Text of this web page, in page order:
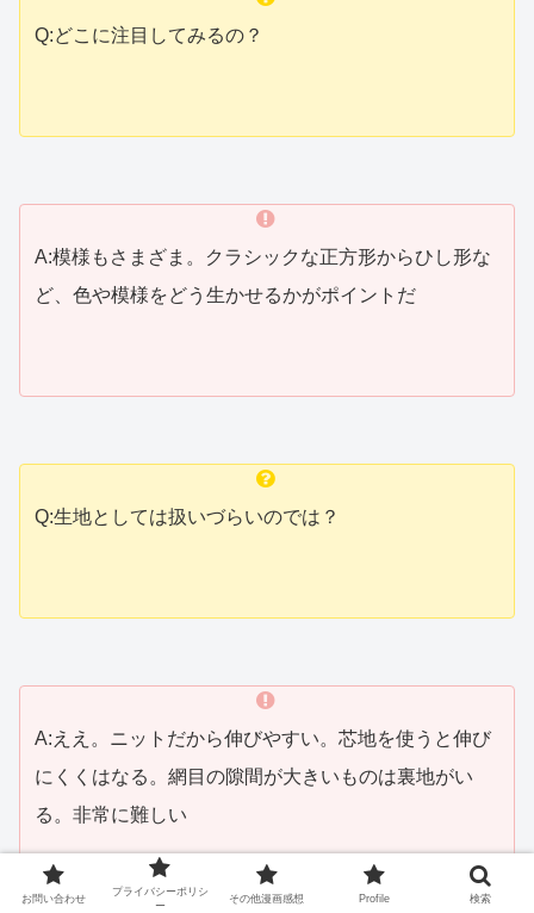
Q:どこに注目してみるの？
A:模様もさまざま。クラシックな正方形からひし形な
ど、色や模様をどう生かせるかがポイントだ
Q:生地としては扱いづらいのでは？
A:ええ。ニットだから伸びやすい。芯地を使うと伸び
にくくはなる。網目の隙間が大きいものは裏地がい
る。非常に難しい
お問い合わせ
プライバシーポリシ
ー
その他漫画感想 Profile 検索